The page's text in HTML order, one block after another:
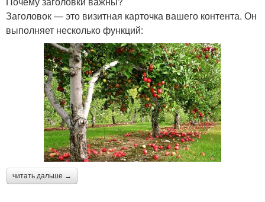
Заголовок — это визитная карточка вашего контента. Он
выполняет несколько функций:
читать дальше →